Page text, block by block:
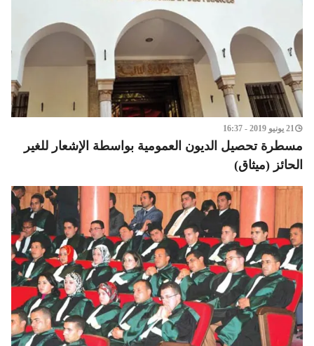
21 يونيو 2019 - 16:37
مسطرة تحصيل الديون العمومية بواسطة الإشعار للغير
الحائز (ميثاق)